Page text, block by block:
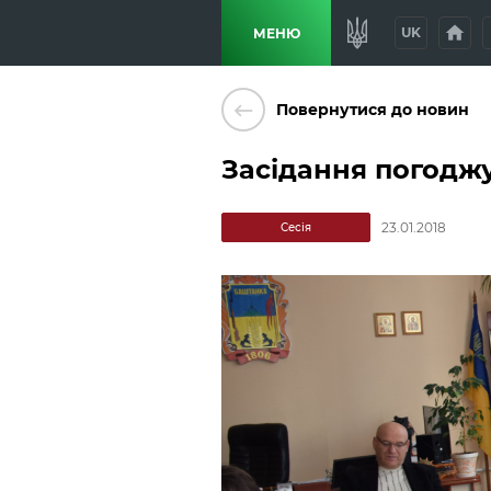
МЕНЮ UK home
keyboard_backspace Повернутися до новин
Засідання
Сесія 23.01.2018